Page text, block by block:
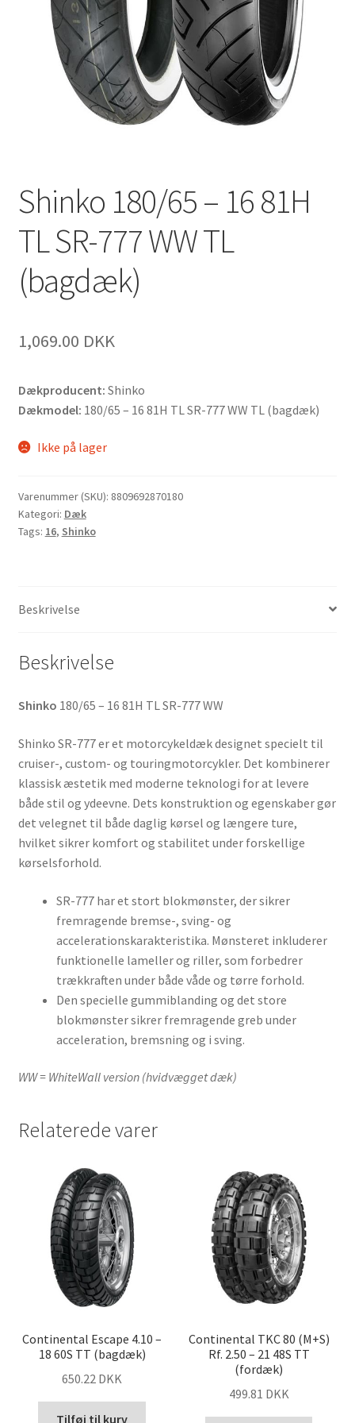
Shinko 180/65 – 16 81H
TL SR-777 WW TL
(bagdæk)
1,069.00 DKK
Dækproducent: Shinko
Dækmodel: 180/65 – 16 81H TL SR-777 WW TL (bagdæk)
Ikke på lager
Varenummer (SKU): 8809692870180
Kategori: Dæk
Tags: 16, Shinko
Beskrivelse
Beskrivelse
Shinko 180/65 – 16 81H TL SR-777 WW
Shinko SR-777 er et motorcykeldæk designet specielt til
cruiser-, custom- og touringmotorcykler. Det kombinerer
klassisk æstetik med moderne teknologi for at levere
både stil og ydeevne. Dets konstruktion og egenskaber gør
det velegnet til både daglig kørsel og længere ture,
hvilket sikrer komfort og stabilitet under forskellige
kørselsforhold.
SR-777 har et stort blokmønster, der sikrer
fremragende bremse-, sving- og
accelerationskarakteristika. Mønsteret inkluderer
funktionelle lameller og riller, som forbedrer
trækkraften under både våde og tørre forhold.
Den specielle gummiblanding og det store
blokmønster sikrer fremragende greb under
acceleration, bremsning og i sving.
WW = WhiteWall version (hvidvægget dæk)
Relaterede varer
Continental Escape 4.10 –
18 60S TT (bagdæk)
650.22 DKK
Tilføj til kurv
Continental TKC 80 (M+S)
Rf. 2.50 – 21 48S TT
(fordæk)
499.81 DKK